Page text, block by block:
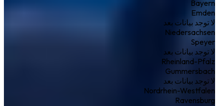
Bayern
Emden
لا توجد بيانات بعد
Niedersachsen
Speyer
لا توجد بيانات بعد
Rheinland-Pfalz
Gummersbach
لا توجد بيانات بعد
Nordrhein-Westfalen
Ravensburg